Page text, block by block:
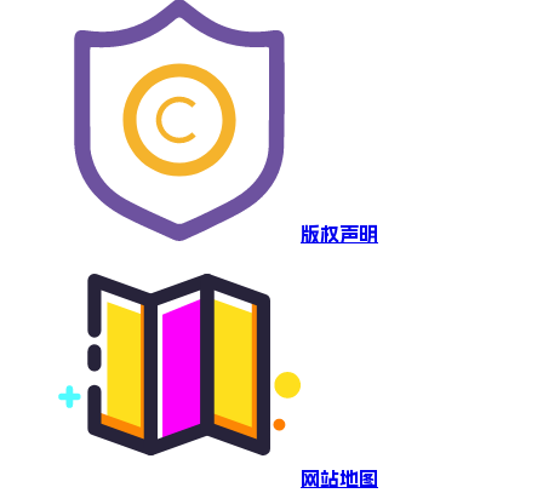
版权声明
网站地图